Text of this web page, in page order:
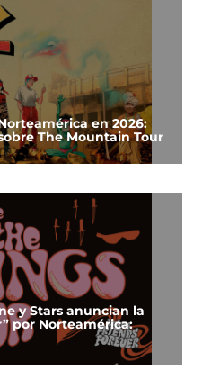
en 2026:
The Mountain Tour
y Stars anuncian la
por Norteamérica: